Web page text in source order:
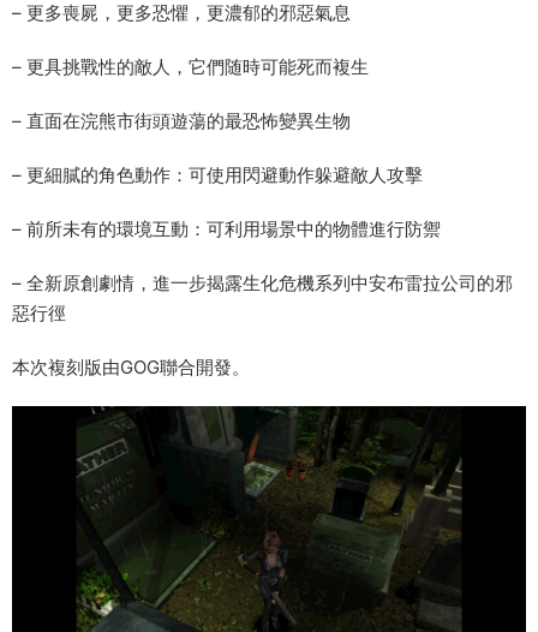
– 更多喪屍，更多恐懼，更濃郁的邪惡氣息
– 更具挑戰性的敵人，它們随時可能死而複生
– 直面在浣熊市街頭遊蕩的最恐怖變異生物
– 更細膩的角色動作：可使用閃避動作躲避敵人攻擊
– 前所未有的環境互動：可利用場景中的物體進行防禦
– 全新原創劇情，進一步揭露生化危機系列中安布雷拉公司的邪
惡行徑
本次複刻版由GOG聯合開發。